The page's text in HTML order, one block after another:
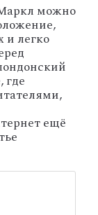
можно
и легко
где
ещё